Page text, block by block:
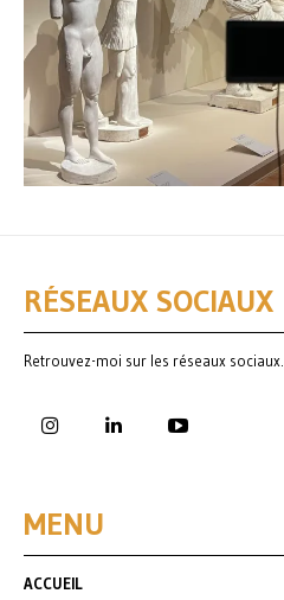
RÉSEAUX SOCIAUX
Retrouvez-moi sur les réseaux sociaux.
MENU
ACCUEIL